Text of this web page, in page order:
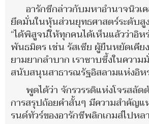
อารักชีกล่าวกับมหาอำนาจนิวเ
ยึดมั่นในหุ้นส่วนยุทธศาสตร์ระดับสู
“ได้พิสูจน์ให้ทุกคนได้เห็นแล้วว่าอิ
พันธมิตร เช่น รัสเซีย ผู้ยืนหยัดเคีย
ยามยากลำบาก เราซาบซึ้งในความ
สนับสนุนสาธารณรัฐอิสลามแห่งอิห
พูดได้ว่า จักรวรรดิแห่งโจรสลัด
การสรุปถ้อยคำสั้นๆ มีความสำคัญแ
รนด์ทัวร์ของอารักชีพลิกเกมส์ไปหล